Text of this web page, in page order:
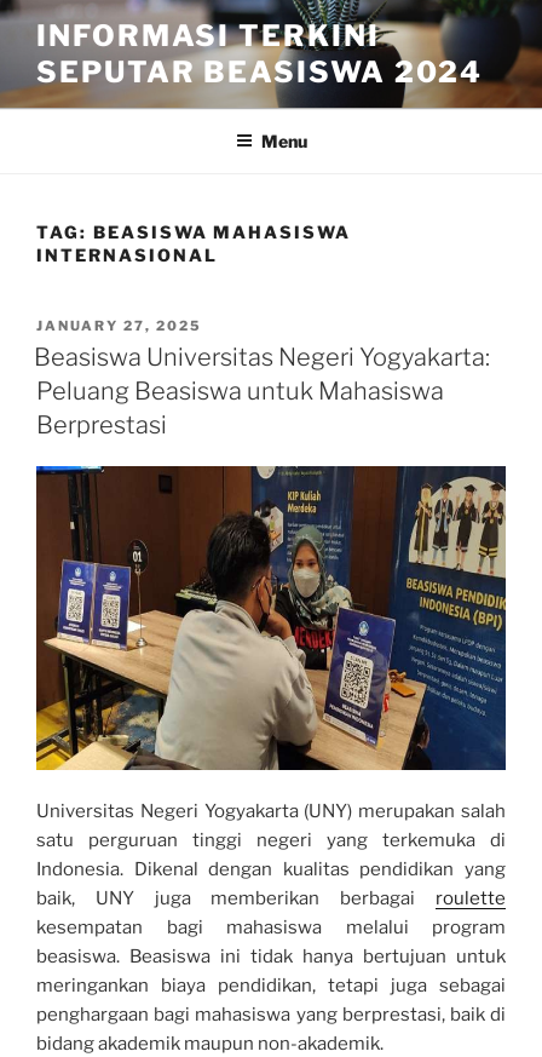
Skip
content
INFORMASI TERKINI
SEPUTAR BEASISWA 2024
Menu
TAG: BEASISWA MAHASISWA
INTERNASIONAL
POSTED
ON
JANUARY 27, 2025
Beasiswa Universitas Negeri Yogyakarta:
Peluang Beasiswa untuk Mahasiswa
Berprestasi
Universitas Negeri Yogyakarta (UNY) merupakan salah
satu perguruan tinggi negeri yang terkemuka di
Indonesia. Dikenal dengan kualitas pendidikan yang
baik, UNY juga memberikan berbagai roulette
kesempatan bagi mahasiswa melalui program
beasiswa. Beasiswa ini tidak hanya bertujuan untuk
meringankan biaya pendidikan, tetapi juga sebagai
penghargaan bagi mahasiswa yang berprestasi, baik di
bidang akademik maupun non-akademik.